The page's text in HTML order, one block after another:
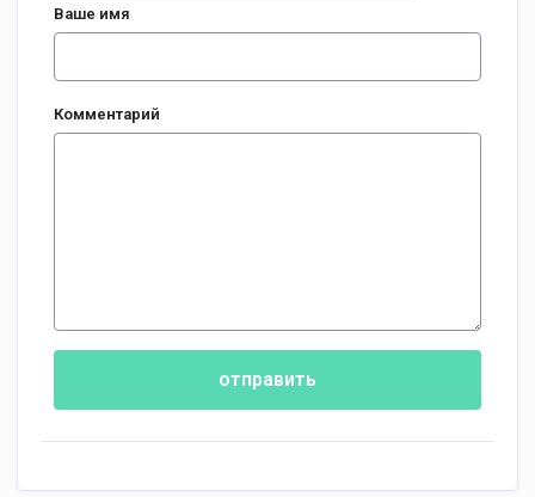
Ваше имя
Комментарий
отправить